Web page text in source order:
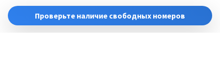
Проверьте наличие свободных номеров
ota@bluenesthome.it